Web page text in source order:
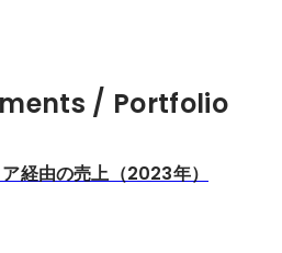
/ Portfolio
経由の売上（2023年）